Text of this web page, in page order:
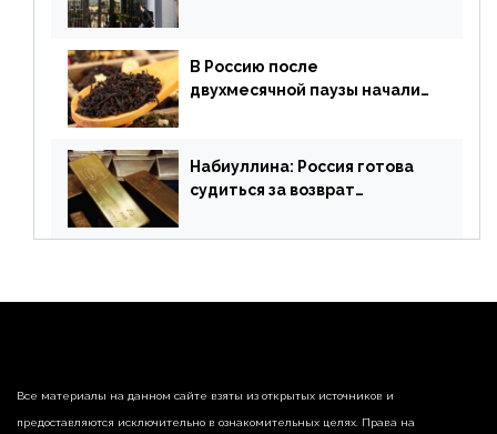
В Россию после
двухмесячной паузы начали
Набиуллина: Россия готова
судиться за возврат
страны
Все материалы на данном сайте взяты из открытых источников и
предоставляются исключительно в ознакомительных целях. Права на